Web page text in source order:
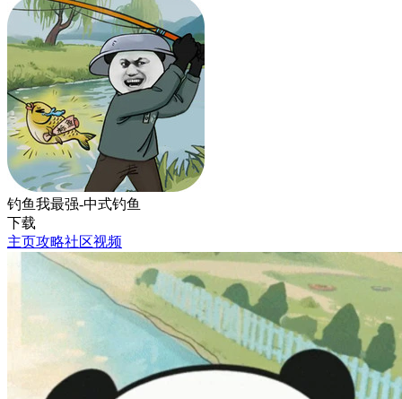
钓鱼我最强-中式钓鱼
下载
主页攻略社区视频